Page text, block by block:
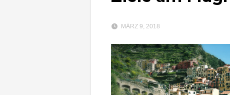
MÄRZ 9, 2018